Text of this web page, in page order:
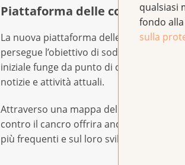
qualsiasi
fondo
sulla
Piattaforma delle conoscenze
La nuova piattaforma delle conoscenze
persegue l’obiettivo di soddisfare
iniziale funge da punto di contatto
notizie e attività attuali.
Attraverso una mappa della Svizzera, i
contro il cancro offrira anche grafici
più frequenti e sul loro sviluppo.